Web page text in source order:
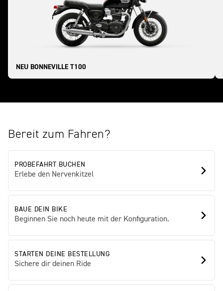
NEU BONNEVILLE T100
Bereit zum Fahren?
PROBEFAHRT BUCHEN
Erlebe den Nervenkitzel
BAUE DEIN BIKE
Beginnen Sie noch heute mit der Konfiguration.
STARTEN DEINE BESTELLUNG
Sichere dir deinen Ride